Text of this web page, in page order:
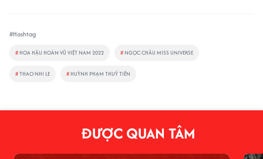
#Hashtag
# HOA HẬU HOÀN VŨ VIỆT NAM 2022 # NGỌC CHÂU MISS UNIVERSE
#THAO NHI LE # HUỲNH PHẠM THUỶ TIÊN
ĐƯỢC QUAN TÂM